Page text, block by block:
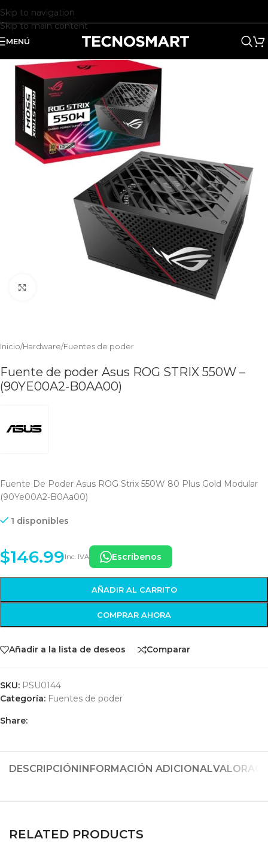
Skip to navigation
Skip to main content
MENÚ
Inicio/Hardware/Fuentes de poder
Fuente de poder Asus ROG STRIX 550W –
(90YE00A2-B0AA00)
Fuente De Poder Asus ROG Strix 550W 80 Plus Gold Modular
(90Ye00A2-B0Aa00)
1 disponibles
$146.99Inc. IVA Escríbenos
AÑADIR AL CARRITO
COMPRAR AHORA
Añadir a la lista de deseos Comparar
SKU: PSU0144
Categoría: Fuentes de poder
Share:
DESCRIPCIÓNINFORMACIÓN ADICIONAL
RELATED PRODUCTS